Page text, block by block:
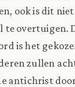
ook is dit
te overtuigen.
is het
zullen
antichrist